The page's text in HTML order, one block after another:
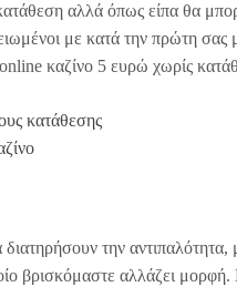
αλλά όπως είπα θα
με κατά την πρώτη
καζίνο 5 ευρώ χωρίς
κατάθεσης
την
βρισκόμαστε αλλάζει